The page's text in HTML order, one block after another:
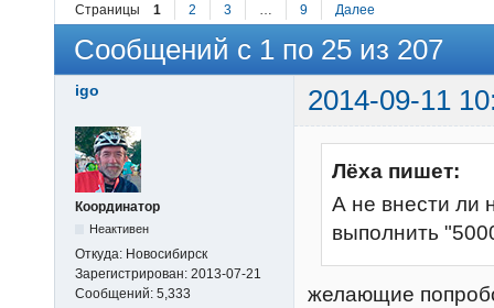
Страницы 1 2 3 9 Далее
Сообщений с 1 по 25 из 207
igo 2014-09-11
Координатор
Неактивен
Откуда: Новосибирск
Зарегистрирован: 2013-07-21
Сообщений: 5,333
Лёха пишет:
А не внести ли
выполнить
желающие